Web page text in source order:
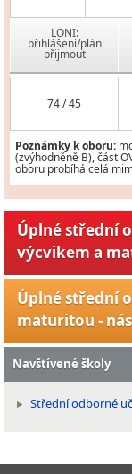
LONI:
přihlášení/plán
přijmout
74 / 45
Poznámky k oboru:
(zvýhodněně B), část
oboru probíhá celá
Úplné střední
výcvikem a
Úplné střední
maturitou -
Navštívené školy
Střední odborné